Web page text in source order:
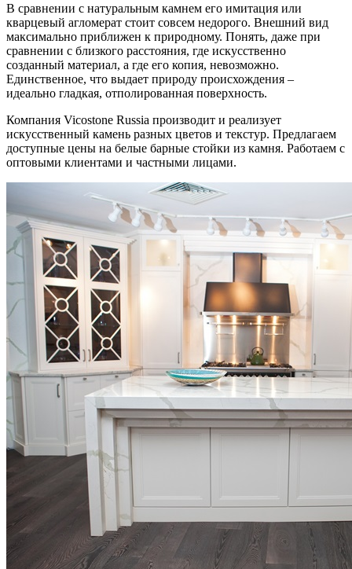
В сравнении с натуральным камнем его имитация или
кварцевый агломерат стоит совсем недорого. Внешний вид
максимально приближен к природному. Понять, даже при
сравнении с близкого расстояния, где искусственно
созданный материал, а где его копия, невозможно.
Единственное, что выдает природу происхождения –
идеально гладкая, отполированная поверхность.
Компания Vicostone Russia производит и реализует
искусственный камень разных цветов и текстур. Предлагаем
доступные цены на белые барные стойки из камня. Работаем с
оптовыми клиентами и частными лицами.